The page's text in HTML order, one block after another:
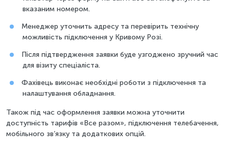
вказаним номером.
Менеджер уточнить адресу та перевірить технічну
можливість підключення у Кривому Розі.
Після підтвердження заявки буде узгоджено зручний час
для візиту спеціаліста.
Фахівець виконає необхідні роботи з підключення та
налаштування обладнання.
Також під час оформлення заявки можна уточнити
доступність тарифів «Все разом», підключення телебачення,
мобільного зв’язку та додаткових опцій.